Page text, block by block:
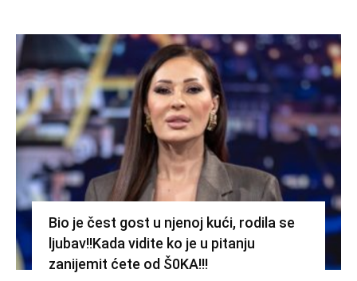
Bio je čest gost u njenoj kući, rodila se
ljubav!!Kada vidite ko je u pitanju
zanijemit ćete od Š0KA!!!